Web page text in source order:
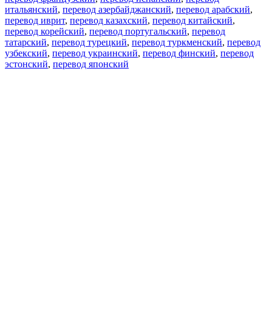
итальянский, перевод азербайджанский, перевод арабский,
перевод иврит, перевод казахский, перевод китайский,
перевод корейский, перевод португальский, перевод
татарский, перевод турецкий, перевод туркменский, перевод
узбекский, перевод украинский, перевод финский, перевод
эстонский, перевод японский